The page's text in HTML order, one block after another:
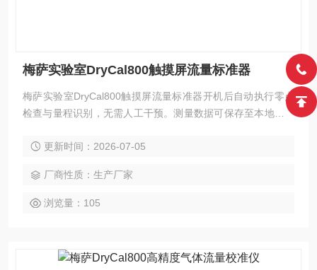
梅萨实验室DryCal800触摸屏流量标准器
梅萨实验室DryCal800触摸屏流量标准器开机后自动执行零点
检查与量程识别，无需人工干预。测量数据可保存至本地并附
入，延长内部组件维护周期。
更新时间：2026-07-05
厂商性质：生产厂家
浏览量：105